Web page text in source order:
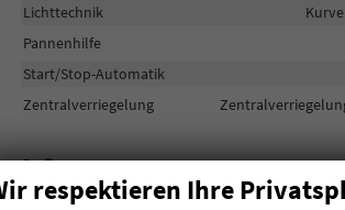
Lichttechnik
Pannenhilfe
Start/Stop-Automatik
Zentralverriegelung
Außen
Außenspiegel
Außenspiegel
respektieren Ihre